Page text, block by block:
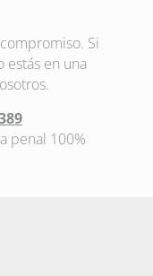
Si
en una
penal 100%